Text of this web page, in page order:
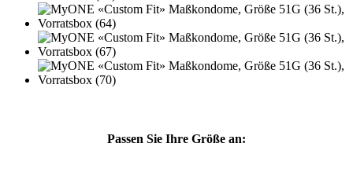
Passen Sie Ihre Größe an: